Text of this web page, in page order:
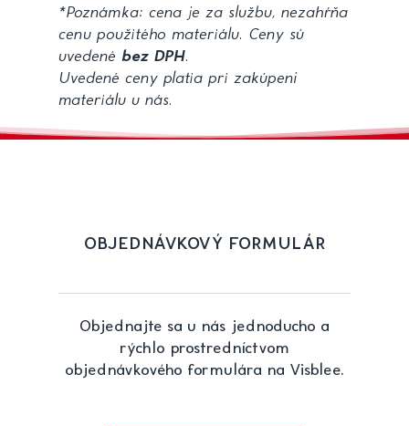
*Poznámka: cena je za službu, nezahŕňa
cenu použitého materiálu. Ceny sú
uvedené bez DPH.
Uvedené ceny platia pri zakúpení
materiálu u nás.
OBJEDNÁVKOVÝ FORMULÁR
Objednajte sa u nás jednoducho a
rýchlo prostredníctvom
objednávkového formulára na Visblee.